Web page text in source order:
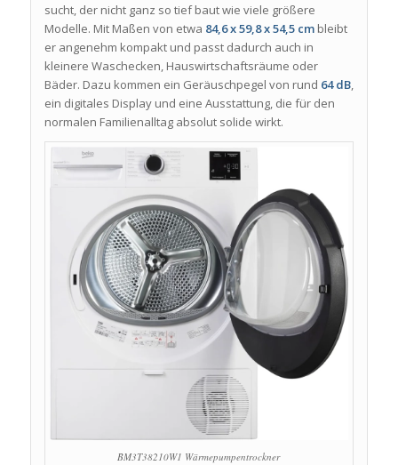
sucht, der nicht ganz so tief baut wie viele größere
Modelle. Mit Maßen von etwa 84,6 x 59,8 x 54,5 cmbleibt
er angenehm kompakt und passt dadurch auch in
kleinere Waschecken, Hauswirtschaftsräume oder
Bäder. Dazu kommen ein Geräuschpegel von rund 64 dB,
ein digitales Display und eine Ausstattung, die für den
normalen Familienalltag absolut solide wirkt.
BM3T38210W1 Wärmepumpentrockner